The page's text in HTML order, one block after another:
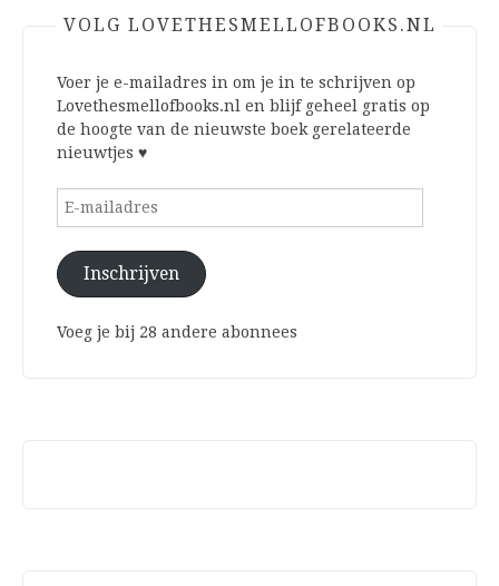
VOLG LOVETHESMELLOFBOOKS.NL
Voer je e-mailadres in om je in te schrijven op
Lovethesmellofbooks.nl en blijf geheel gratis op
de hoogte van de nieuwste boek gerelateerde
nieuwtjes ♥
E-
Inschrijven
Voeg je bij 28 andere abonnees